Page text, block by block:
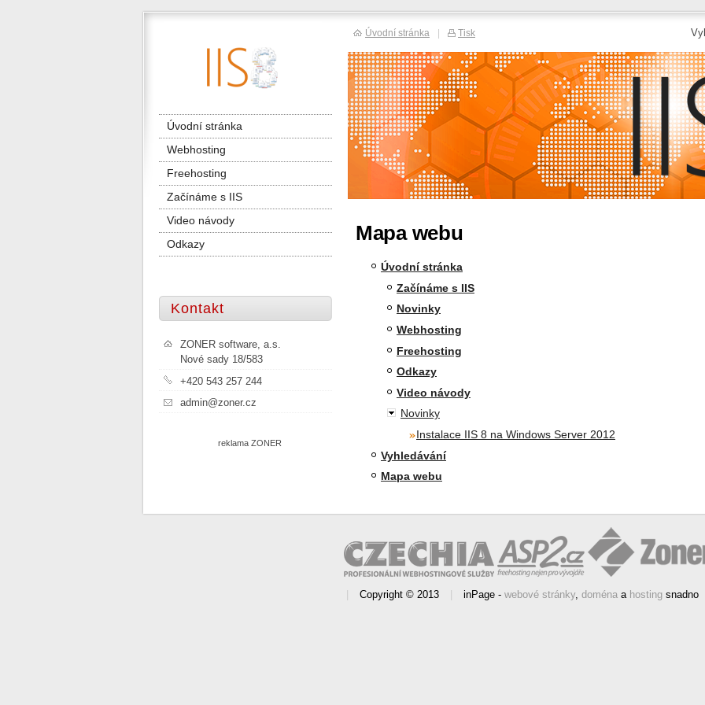
Mapa webu
Úvodní stránka
Začínáme s IIS
Novinky
Webhosting
Freehosting
Odkazy
Video návody
Novinky
Instalace IIS 8 na Windows Server 2012
Vyhledávání
Mapa webu
Úvodní stránka
Webhosting
Freehosting
Začínáme s IIS
Video návody
Odkazy
Kontakt
ZONER software, a.s.
Nové sady 18/583
+420 543 257 244
admin@zoner.cz
reklama ZONER
Úvodní stránka | Tisk
Copyright © 2013 inPage - webové stránky, doménaa hostingsnadno